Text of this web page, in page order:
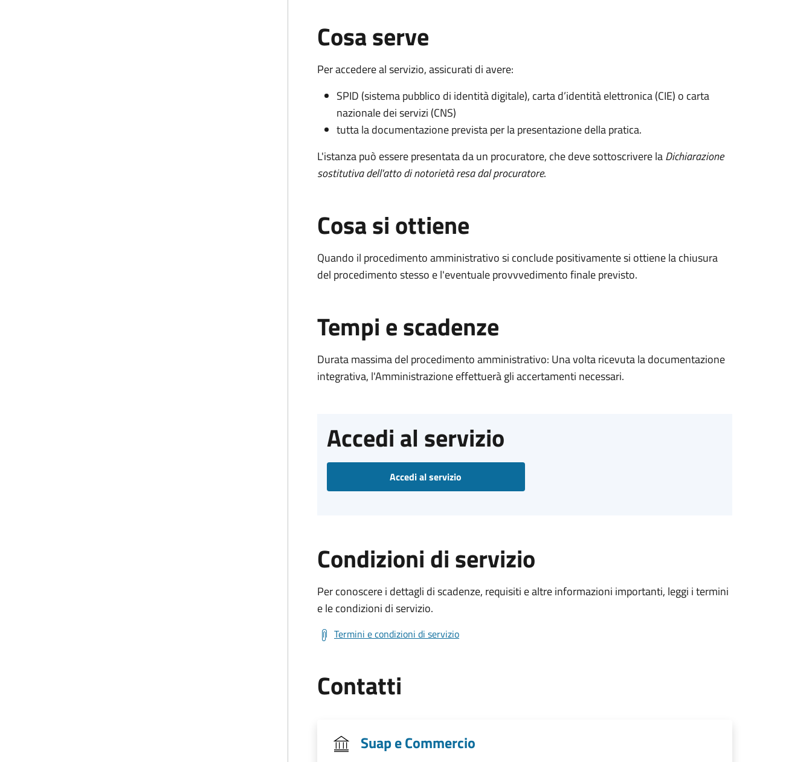
Cosa serve
Per accedere al servizio, assicurati di avere:
SPID (sistema pubblico di identità digitale), carta d’identità elettronica (CIE) o carta
nazionale dei servizi (CNS)
tutta la documentazione prevista per la presentazione della pratica.
L'istanza può essere presentata da un procuratore, che deve sottoscrivere laDichiarazione
sostitutiva dell'atto di notorietà resa dal procuratore.
Cosa si ottiene
Quando il procedimento amministrativo si conclude positivamente si ottiene la chiusura
del procedimento stesso e l'eventuale provvvedimento finale previsto.
Tempi e scadenze
Durata massima del procedimento amministrativo: Una volta ricevuta la documentazione
integrativa, l'Amministrazione effettuerà gli accertamenti necessari.
Accedi al servizio
Accedi al servizio
Condizioni di servizio
Per conoscere i dettagli di scadenze, requisiti e altre informazioni importanti, leggi i termini
e le condizioni di servizio.
Termini e condizioni di servizio
Contatti
Suap e Commercio